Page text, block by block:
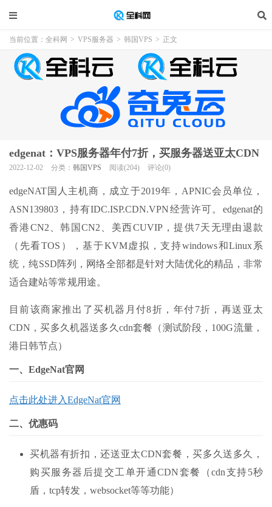
当前位置： 全科网 > VPS服务器 > 韩国VPS > 正文
edgenat：VPS服务器年付7折，买服务器送亚太CDN
2022-12-02 分类： 韩国VPS 阅读(204) 评论(0)
edgeNAT国人主机商，成立于2019年，APNIC会员单位，
ASN139803，持有IDC.ISP.CDN.VPN经营许可。edgenat的
香港CN2、韩国CN2、美西CUVIP，提供7天无理由退款
（先看TOS），基于KVM虚拟，支持windows和Linux系
统，纯SSD阵列，网络全部都是针对大陆优化的精品，非常
适合建站等常规用途。
目前该商家推出了买机器月付8折，年付7折，再送亚太
CDN，买多久机器送多久cdn套餐（测试阶段，100G流量，
港日韩节点）
一、EdgeNat官网
点击此处进入EdgeNat官网
二、优惠码
买机器有折扣，还送亚太CDN套餐，买多久送多久，
购买服务器后提交工单开通CDN套餐（cdn支持5秒
盾，tcp转发，websocket等等功能）